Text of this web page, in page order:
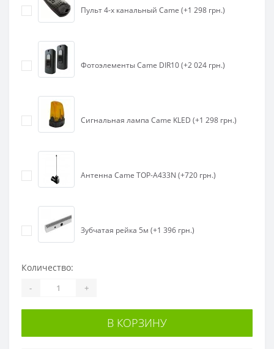
Пульт 4-х канальный Came (+1 298 грн.)
Фотоэлементы Came DIR10 (+2 024 грн.)
Сигнальная лампа Came KLED (+1 298 грн.)
Антенна Came TOP-A433N (+720 грн.)
Зубчатая рейка 5м (+1 396 грн.)
Количество:
- +
В КОРЗИНУ